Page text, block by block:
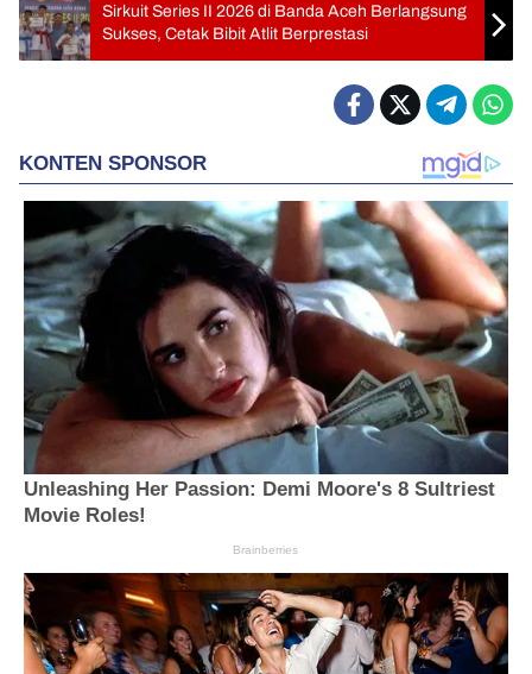
Sirkuit Series II 2026 di Banda Aceh Berlangsung
Sukses, Cetak Bibit Atlit Berprestasi